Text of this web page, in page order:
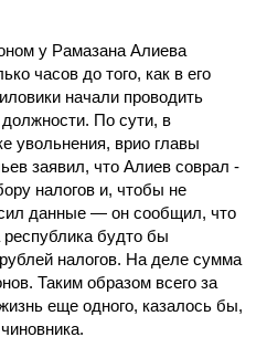
у Рамазана Алиева
часов до того, как в его
начали проводить
По сути, в
увольнения, врио главы
заявил, что Алиев соврал -
налогов и, чтобы не
данные — он сообщил, что
республика будто бы
налогов. На деле сумма
Таким образом всего за
еще одного, казалось бы,